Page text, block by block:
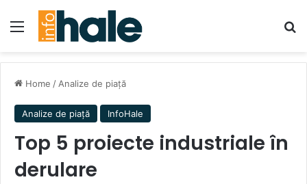
Menu
Home / Analize de piață
Analize de piață InfoHale
Top 5 proiecte industriale în
derulare